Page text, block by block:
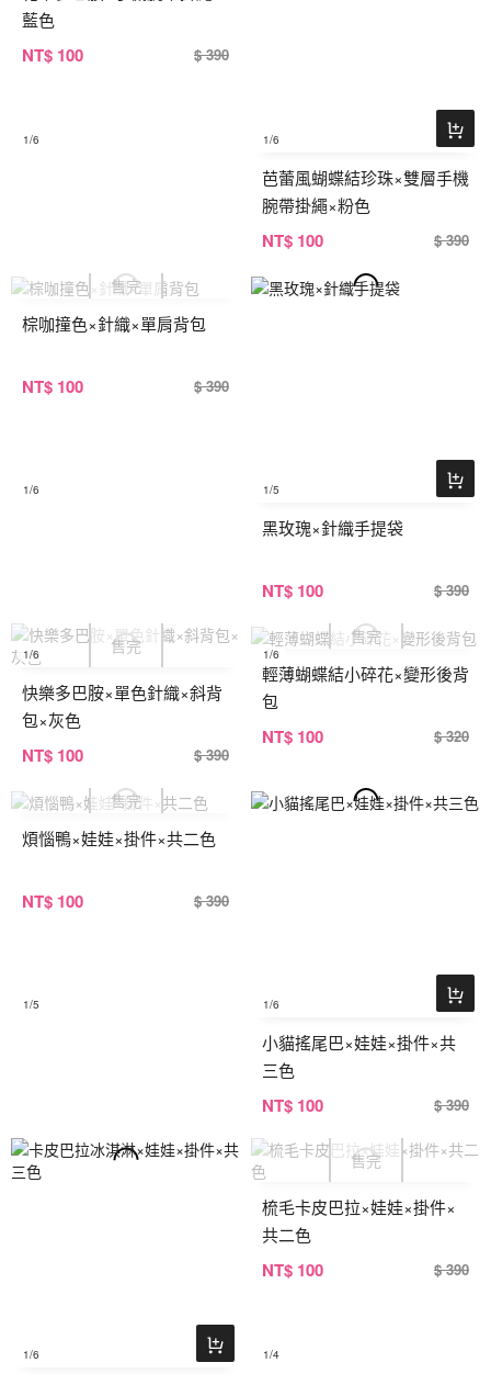
1/6
藍色
NT$ 100 $ 390
1/6
芭蕾風蝴蝶結珍珠×雙層手機
腕帶掛繩×粉色
NT$ 100 $ 390
1/6
棕咖撞色×針織×單肩背包
NT$ 100 $ 390
1/5
黑玫瑰×針織手提袋
NT$ 100 $ 390
1/6
快樂多巴胺×單色針織×斜背
包×灰色
NT$ 100 $ 390
1/6
輕薄蝴蝶結小碎花×變形後背
包
NT$ 100 $ 320
1/5
煩惱鴨×娃娃×掛件×共二色
NT$ 100 $ 390
1/6
小貓搖尾巴×娃娃×掛件×共
三色
NT$ 100 $ 390
1/6 1/4
梳毛卡皮巴拉×娃娃×掛件×
共二色
NT$ 100 $ 390